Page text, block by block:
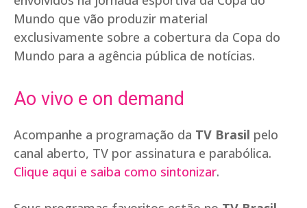
Mundo que vão produzir material
exclusivamente sobre a cobertura da Copa do
Mundo para a agência pública de notícias.
Ao vivo e on demand
Acompanhe a programação da TV Brasil pelo
canal aberto, TV por assinatura e parabólica.
Clique aqui e saiba como sintonizar.